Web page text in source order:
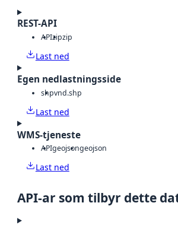
REST-API
APIzipzip
Last ned
Egen nedlastningsside
shpvnd.shp
Last ned
WMS-tjeneste
APIgeojsongeojson
Last ned
API-ar som tilbyr dette